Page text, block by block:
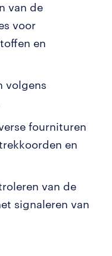
van de
voor
en
volgens
fournituren
en
van de
signaleren van